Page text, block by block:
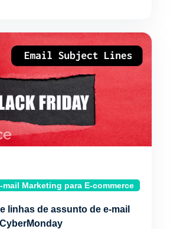
mail Marketing para E-commerce
linhas de assunto de e-mail